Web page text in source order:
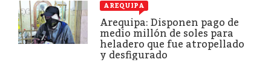
AREQUIPA
Arequipa: Disponen pago de
medio millón de soles para
heladero que fue atropellado
y desfigurado